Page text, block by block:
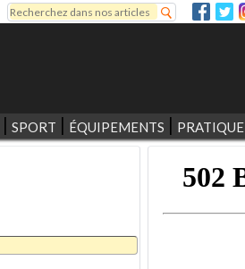
Formulaire de recherche
Rechercher
SPORT ÉQUIPEMENTS PRATIQUE